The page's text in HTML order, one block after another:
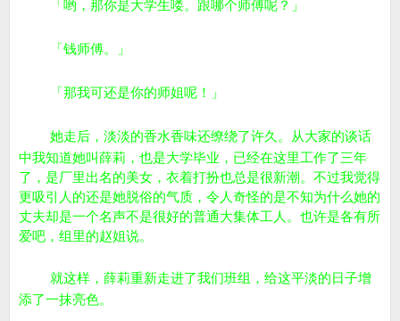
「哟，那你是大学生喽。跟哪个师傅呢？」
「钱师傅。」
「那我可还是你的师姐呢！」
她走后，淡淡的香水香味还缭绕了许久。从大家的谈话
中我知道她叫薛莉，也是大学毕业，已经在这里工作了三年
了，是厂里出名的美女，衣着打扮也总是很新潮。不过我觉得
更吸引人的还是她脱俗的气质，令人奇怪的是不知为什么她的
丈夫却是一个名声不是很好的普通大集体工人。也许是各有所
爱吧，组里的赵姐说。
就这样，薛莉重新走进了我们班组，给这平淡的日子增
添了一抹亮色。